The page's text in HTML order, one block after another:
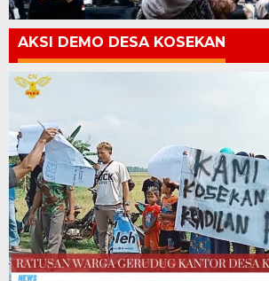
AKSI DEMO DESA KOSEKAN